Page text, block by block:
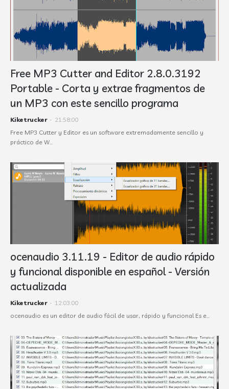
Free MP3 Cutter and Editor 2.8.0.3192
Portable - Corta y extrae fragmentos de
un MP3 con este sencillo programa
Kiketrucker - 21:58:00
Free MP3 Cutter y Editor es un software extremadamente sencillo y
práctico de W…
ocenaudio 3.11.19 - Editor de audio rápido
y funcional disponible en español - Versión
actualizada
Kiketrucker - 12:03:00
ocenaudio es un editor de audio fácil de usar, rápido y funcional Es e…